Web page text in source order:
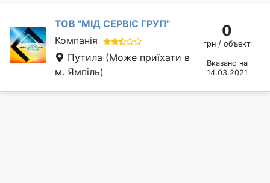
ТОВ "МІД СЕРВІС ГРУП"
Компанія
Путила (Може приїхати в
м. Ямпіль)
0
грн / объект
Вказано на
14.03.2021